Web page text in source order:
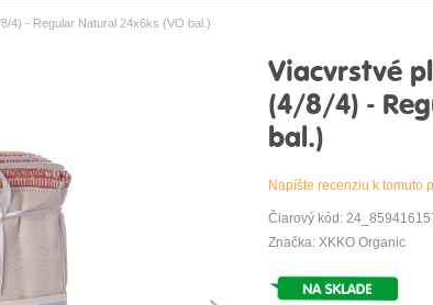
4) - Regular Natural 24x6ks (VO bal.)
Viacvrstvé
(4/8/4) -
bal.)
Napíšte recenziu k tomuto
Čiarový kód:
Značka: XKKO Organic